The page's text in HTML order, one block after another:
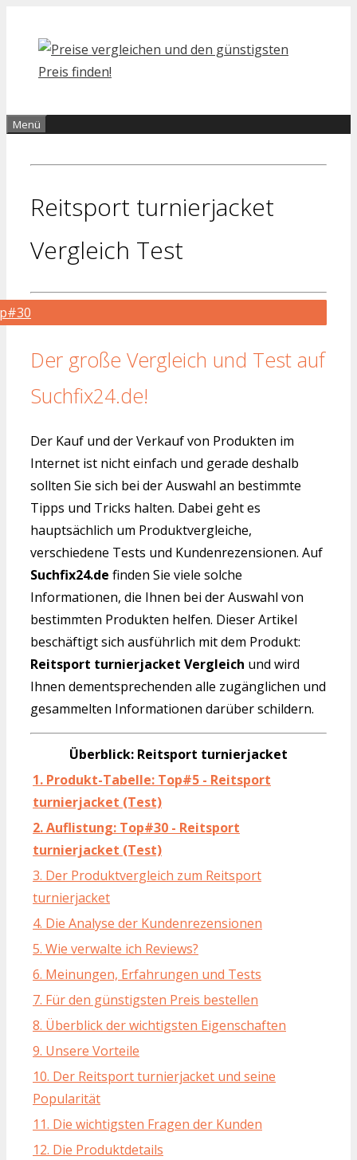
Inhalt
springen
Menü
Reitsport turnierjacket
Vergleich Test
Der große Vergleich und Test auf
Suchfix24.de!
Der Kauf und der Verkauf von Produkten im
Internet ist nicht einfach und gerade deshalb
sollten Sie sich bei der Auswahl an bestimmte
Tipps und Tricks halten. Dabei geht es
hauptsächlich um Produktvergleiche,
verschiedene Tests und Kundenrezensionen. Auf
Suchfix24.de finden Sie viele solche
Informationen, die Ihnen bei der Auswahl von
bestimmten Produkten helfen. Dieser Artikel
beschäftigt sich ausführlich mit dem Produkt:
Reitsport turnierjacket Vergleich und wird
Ihnen dementsprechenden alle zugänglichen und
gesammelten Informationen darüber schildern.
Überblick: Reitsport turnierjacket
1. Produkt-Tabelle: Top#5 - Reitsport
turnierjacket (Test)
2. Auflistung: Top#30 - Reitsport
turnierjacket (Test)
3. Der Produktvergleich zum Reitsport
turnierjacket
4. Die Analyse der Kundenrezensionen
5. Wie verwalte ich Reviews?
6. Meinungen, Erfahrungen und Tests
7. Für den günstigsten Preis bestellen
8. Überblick der wichtigsten Eigenschaften
9. Unsere Vorteile
10. Der Reitsport turnierjacket und seine
Popularität
11. Die wichtigsten Fragen der Kunden
12. Die Produktdetails